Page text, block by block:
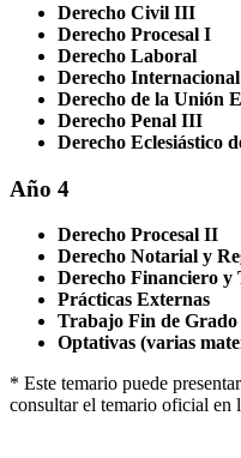
Derecho Civil III
Derecho Procesal I
Derecho Laboral
Derecho
Derecho de la Unión
Derecho Penal III
Derecho Eclesiástico
Año 4
Derecho Procesal II
Derecho Notarial y
Derecho Financiero
Prácticas Externas
Trabajo Fin de Grado
Optativas (varias
* Este temario puede
consultar el temario oficial en